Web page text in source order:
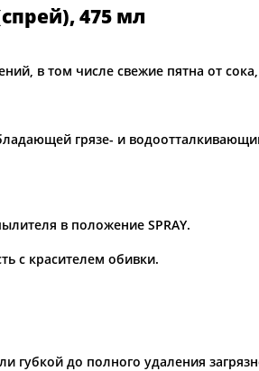
475 мл
в том числе свежие пятна от
грязе- и
в положение SPRAY.
с красителем обивки.
губкой до полного удаления